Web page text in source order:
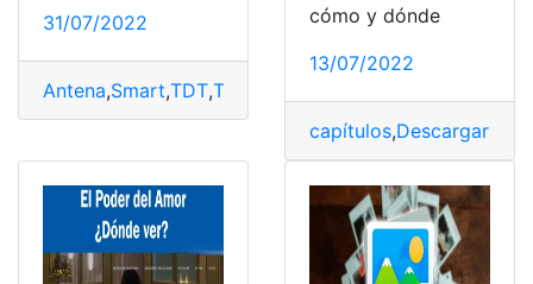
31/07/2022
Antena,Smart,TDT,TV
cómo y dónde
13/07/2022
capítulos,Descargar